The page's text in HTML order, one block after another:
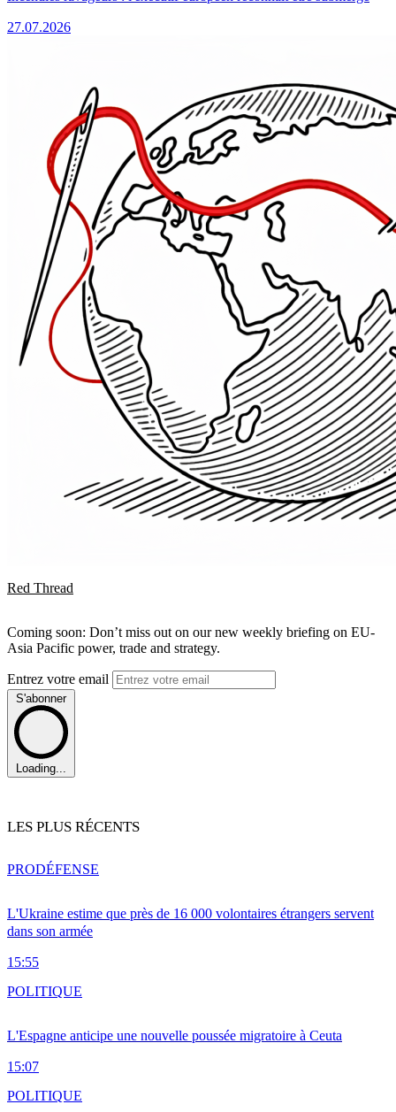
27.07.2026
Red Thread
Coming soon: Don’t miss out on our new weekly briefing on EU-
Asia Pacific power, trade and strategy.
Entrez votre email
S'abonner
Loading...
LES PLUS RÉCENTS
L'Ukraine estime que près de 16 000 volontaires étrangers servent
dans son armée
15:55
PRODÉFENSE
L'Espagne anticipe une nouvelle poussée migratoire à Ceuta
15:07
POLITIQUE
POLITIQUE